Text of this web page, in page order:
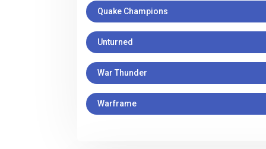
Quake Champions
Unturned
War Thunder
Warframe